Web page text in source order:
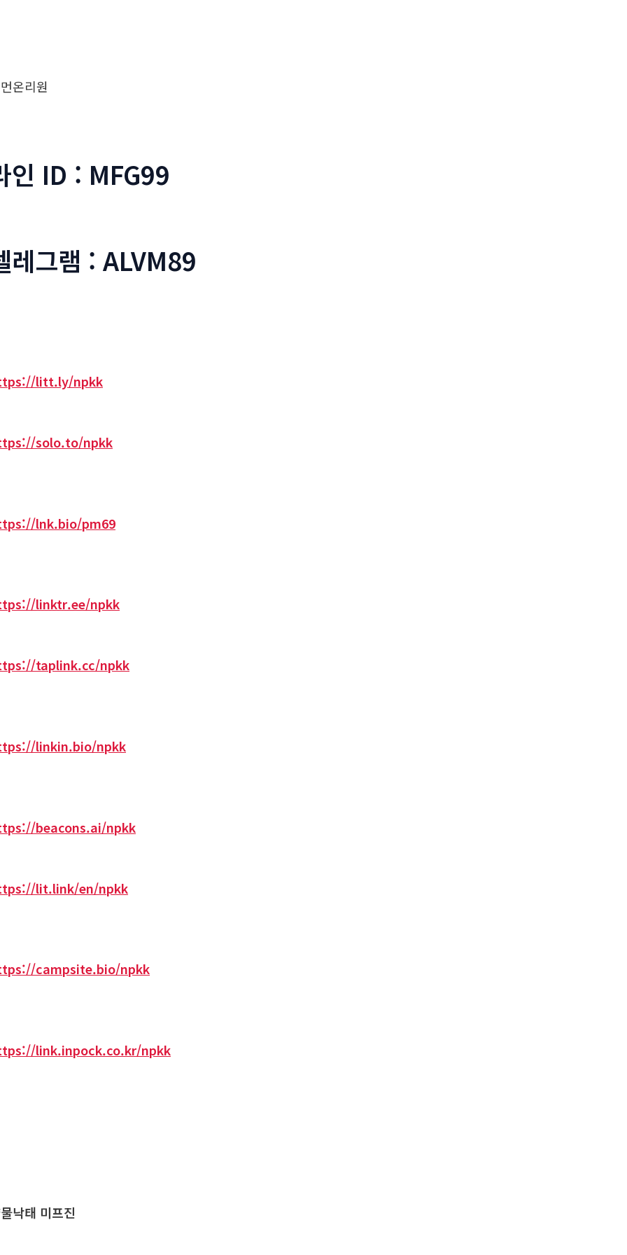
온리원
인 ID : MFG99
레그램 : ALVM89
litt.ly/npkk
solo.to/npkk
lnk.bio/pm69
linktr.ee/npkk
taplink.cc/npkk
linkin.bio/npkk
beacons.ai/npkk
lit.link/en/npkk
campsite.bio/npkk
link.inpock.co.kr/npkk
낙태 미프진